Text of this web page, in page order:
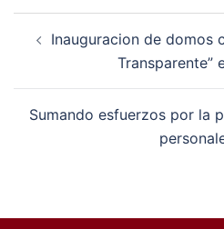
de
Inauguracion de domos
Transparente”
Sumando esfuerzos por la